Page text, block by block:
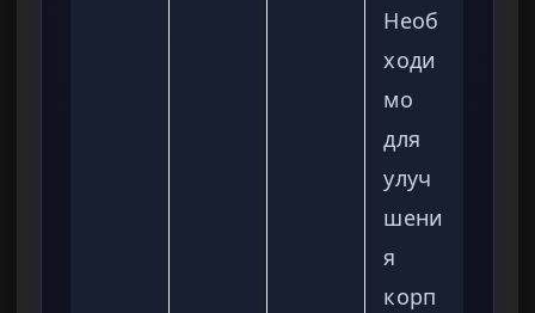
Необ
ходи
мо
для
улуч
шени
я
корп